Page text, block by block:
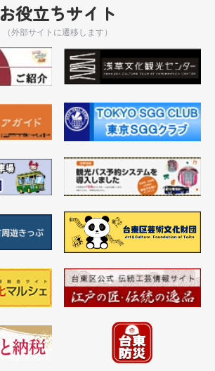
お役立ちサイト
（外部サイトに遷移します）